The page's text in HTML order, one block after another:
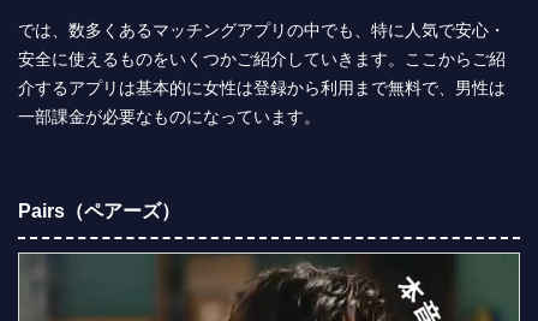
では、数多くあるマッチングアプリの中でも、特に人気で安心・
安全に使えるものをいくつかご紹介していきます。ここからご紹
介するアプリは基本的に女性は登録から利用まで無料で、男性は
一部課金が必要なものになっています。
Pairs（ペアーズ）